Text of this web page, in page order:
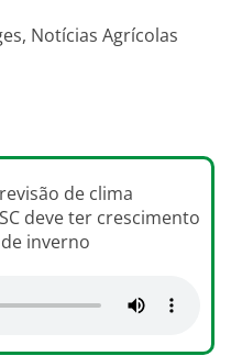
Notícias Agrícolas
de clima
deve ter crescimento
inverno